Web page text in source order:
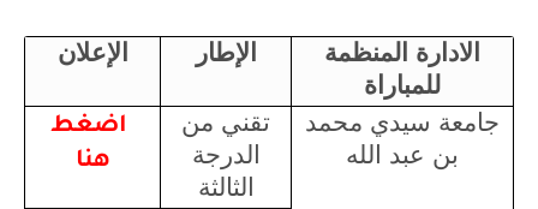
الادارة المنظمة
للمباراة
الإطار الإعلان
جامعة سيدي محمد
بن عبد الله
تقني من
الدرجة
الثالثة
اضغط
هنا